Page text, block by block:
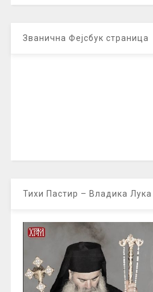
Званична Фејсбук страница
Тихи Пастир – Владика Лука